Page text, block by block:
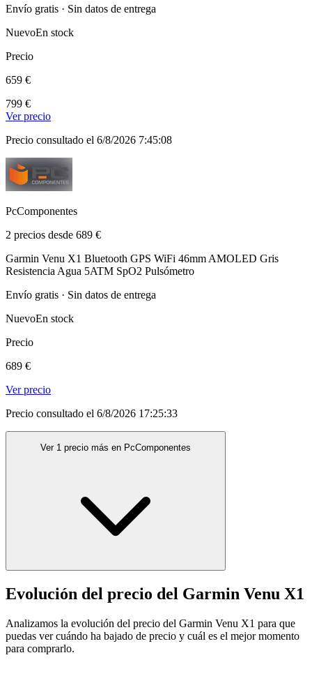
Envío gratis · Sin datos de entrega
NuevoEn stock
Precio
659 €
799 €
Ver precio
Precio consultado el 6/8/2026 7:45:08
PcComponentes
2 precios desde 689 €
Garmin Venu X1 Bluetooth GPS WiFi 46mm AMOLED Gris
Resistencia Agua 5ATM SpO2 Pulsómetro
Envío gratis · Sin datos de entrega
NuevoEn stock
Precio
689 €
Ver precio
Precio consultado el 6/8/2026 17:25:33
Ver 1 precio más en PcComponentes
Evolución del precio del Garmin Venu X1
Analizamos la evolución del precio del Garmin Venu X1 para que
puedas ver cuándo ha bajado de precio y cuál es el mejor momento
para comprarlo.